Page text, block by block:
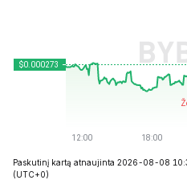
Paskutinį kartą atnaujinta 2026-08-08
(UTC+0)